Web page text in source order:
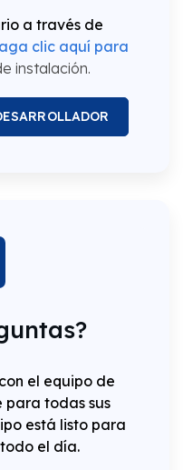
a través de
clic aquí para
instalación.
el equipo de
para todas sus
está listo para
el día.